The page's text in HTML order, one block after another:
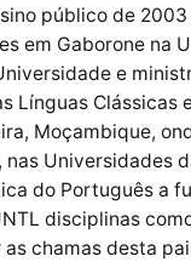
público de
em Gaborone na
e
Línguas Clássicas
Moçambique,
Universidades
do Português a
disciplinas
chamas desta